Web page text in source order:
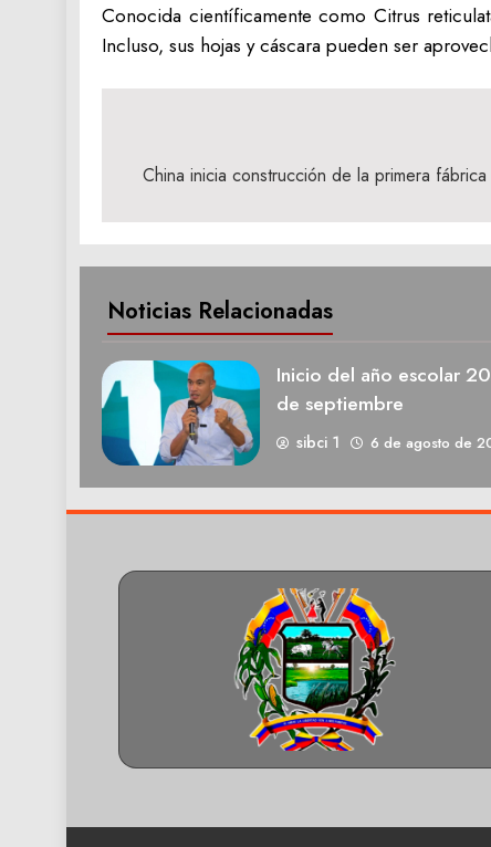
Conocida científicamente como Citrus
Incluso, sus hojas y cáscara pueden ser
de
entradas
China inicia construcción de la primera
Noticias Relacionadas
Inicio del año escolar
de septiembre
sibci 1 6 de agosto de